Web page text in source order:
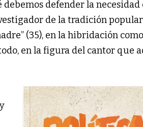
defender la necesidad
de la tradición
(35), en la hibridación
en la figura del cantor que